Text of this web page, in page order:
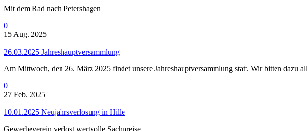
Mit dem Rad nach Petershagen
0
15 Aug. 2025
26.03.2025 Jahreshauptversammlung
Am Mittwoch, den 26. März 2025 findet unsere Jahreshauptversammlung statt. Wir bitten dazu
0
27 Feb. 2025
10.01.2025 Neujahrsverlosung in Hille
Gewerbeverein verlost wertvolle Sachpreise